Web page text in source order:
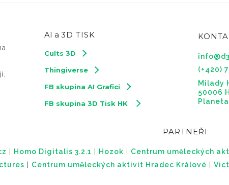
AI a 3D TISK
Cults 3D
Thingiverse
FB skupina AI Grafici
FB skupina 3D Tisk HK
(+420)
Milady
50006
PARTNEŘI
Homo Digitalis 3.2.1 Hozok Centrum uměleckých
Centrum uměleckých aktivit Hradec Králové